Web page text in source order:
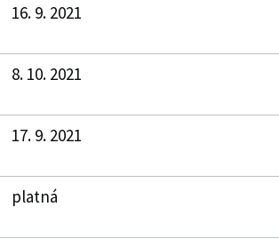
16. 9. 2021
8. 10. 2021
17. 9. 2021
platná